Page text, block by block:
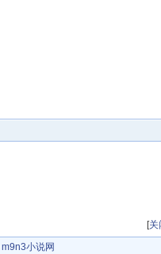
[关
m9n3小说网